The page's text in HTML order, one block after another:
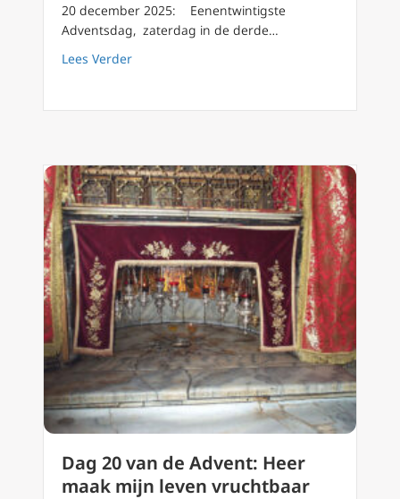
20 december 2025: Eenentwintigste
Adventsdag, zaterdag in de derde…
Lees Verderabout Dag 21 van de Advent: Het “Ja” van
Dag 20 van de Advent: Heer
maak mijn leven vruchtbaar